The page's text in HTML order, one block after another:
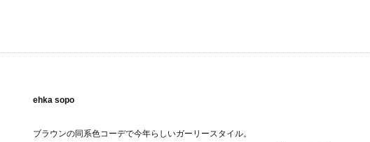
ehka sopo
ブラウンの同系色コーデで今年らしいガーリースタイル。